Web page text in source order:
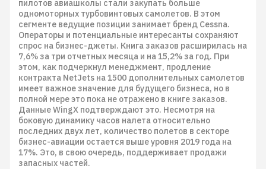
пилотов авиашколы стали закупать больше
одномоторных турбовинтовых самолетов. В этом
сегменте ведущие позиции занимает бренд Cessna.
Операторы и потенциальные интересанты сохраняют
спрос на бизнес-джеты. Книга заказов расширилась на
7,6% за три отчетных месяца и на 15,2% за год. При
этом, как подчеркнул менеджмент, продление
контракта NetJets на 1500 дополнительных самолетов
имеет важное значение для будущего бизнеса, но в
полной мере это пока не отражено в книге заказов.
Данные WingX подтверждают это. Несмотря на
боковую динамику часов налета относительно
последних двух лет, количество полетов в секторе
бизнес-авиации остается выше уровня 2019 года на
17%. Это, в свою очередь, поддерживает продажи
запасных частей.